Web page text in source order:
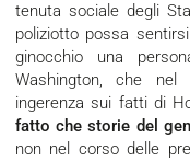
tenuta sociale degli
poliziotto possa
ginocchio una
Washington, che nel
ingerenza sui fatti di
fatto che storie del
non nel corso delle